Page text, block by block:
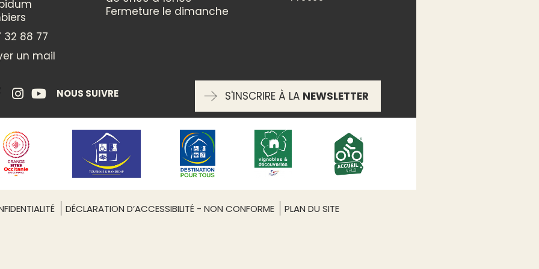
Peinture
Culturelle
oui
RÉSERVATION OBLIGATOIRE
Non
88 77
un mail
Fermeture le dimanche
NOUS SUIVRE S'INSCRIRE À LA NEWSLETTER
DÉCLARATION D’ACCESSIBILITÉ - NON CONFORME PLAN DU SITE